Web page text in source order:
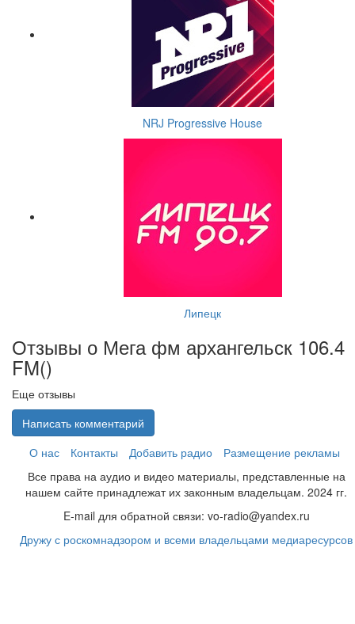
NRJ Progressive House
Липецк
Отзывы о Мега фм архангельск 106.4
FM()
Еще отзывы
Написать комментарий
О нас
Контакты Добавить радио
Размещение рекламы
Все права на аудио и видео материалы, представленные на
нашем сайте принадлежат их законным владельцам. 2024 гг.
E-mail для обратной связи: vo-radio@yandex.ru
Дружу с роскомнадзором и всеми владельцами медиаресурсов